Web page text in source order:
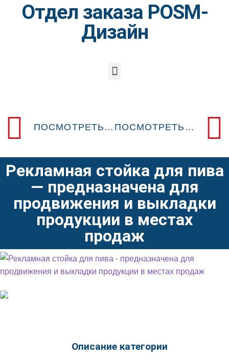
Отдел заказа POSM-
Дизайн
ПОСМОТРЕТЬ ПРЕДЫДУЩИЙ POSM-ДИЗАЙН ПОСМОТРЕТЬ СЛЕДУЮЩИЙ POSM-ДИЗАЙН
Рекламная стойка для пива
— предназначена для
продвижения и выкладки
продукции в местах
продаж
Описание категории